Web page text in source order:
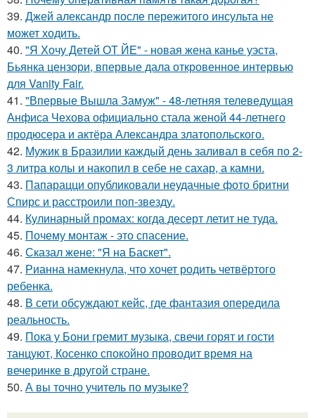
39. Джей александр после пережитого инсульта не
может ходить.
40. "Я Хочу Детей ОТ ЙЕ" - новая жена канье уэста,
Бьянка цензори, впервые дала откровенное интервью
для Vanity Fair.
41. "Впервые Вышла Замуж" - 48-летняя телеведущая
Анфиса Чехова официально стала женой 44-летнего
продюсера и актёра Александра златопольского.
42. Мужик в Бразилии каждый день заливал в себя по 2-
3 литра колы и накопил в себе не сахар, а камни.
43. Папарацци опубликовали неудачные фото бритни
Спирс и расстроили поп-звезду.
44. Кулинарный промах: когда десерт летит не туда.
45. Почему монтаж - это спасение.
46. Сказал жене: "Я на Баскет".
47. Рианна намекнула, что хочет родить четвёртого
ребенка.
48. В сети обсуждают кейс, где фантазия опередила
реальность.
49. Пока у Бони гремит музыка, свечи горят и гости
танцуют, Косенко спокойно проводит время на
вечеринке в другой стране.
50. А вы точно учитель по музыке?